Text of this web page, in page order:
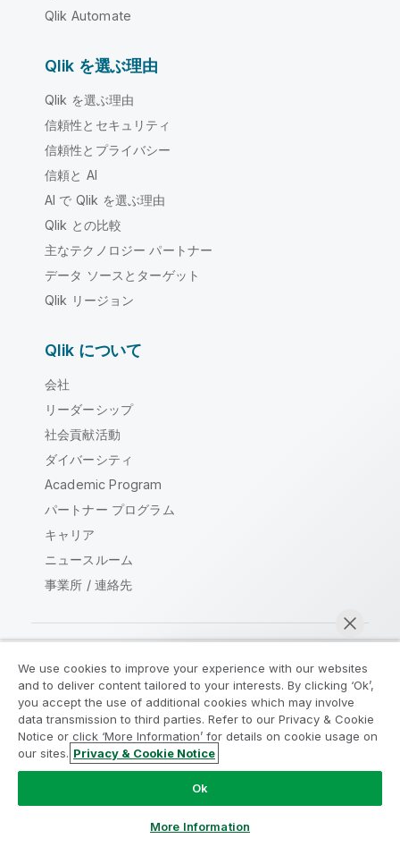
Qlik Automate
Qlik を選ぶ理由
Qlik を選ぶ理由
信頼性とセキュリティ
信頼性とプライバシー
信頼と AI
AI で Qlik を選ぶ理由
Qlik との比較
主なテクノロジー パートナー
データ ソースとターゲット
Qlik リージョン
Qlik について
会社
リーダーシップ
社会貢献活動
ダイバーシティ
Academic Program
パートナー プログラム
キャリア
ニュースルーム
事業所 / 連絡先
Qlik コミュニティ
法的契約 製品規約
Legal Policies
リーガルポリシー
利用規約
Do Not Share My Info
Copyright © 1993-2026 QlikTech International AB.無断複写・
We use cookies to improve your experience with our websites
and to deliver content tailored to your interests. By clicking ‘Ok’,
you accept the use of additional cookies which may involve
data transmission to third parties. Refer to our Privacy & Cookie
Notice or click ‘More Information’ for details on cookie usage on
our sites. Privacy & Cookie Notice
Ok
More Information